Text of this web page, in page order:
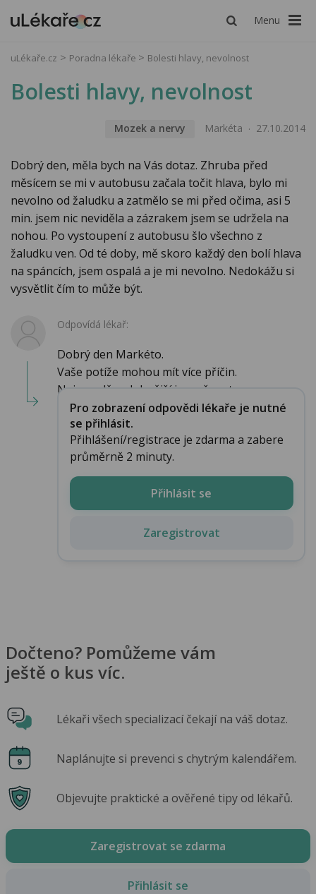
Menu
uLékaře.cz Poradna lékaře Bolesti hlavy, nevolnost
Bolesti hlavy, nevolnost
Mozek a nervy Markéta 27.10.2014
Dobrý den, měla bych na Vás dotaz. Zhruba před
měsícem se mi v autobusu začala točit hlava, bylo mi
nevolno od žaludku a zatmělo se mi před očima, asi 5
min. jsem nic neviděla a zázrakem jsem se udržela na
nohou. Po vystoupení z autobusu šlo všechno z
žaludku ven. Od té doby, mě skoro každý den bolí hlava
na spáncích, jsem ospalá a je mi nevolno. Nedokážu si
vysvětlit čím to může být.
Odpovídá lékař:
Dobrý den Markéto.
Vaše potíže mohou mít více příčin.
Nejpravděpodobnější je možnost...
Pro zobrazení odpovědi lékaře je nutné
se přihlásit.
Přihlášení/registrace je zdarma a zabere
průměrně 2 minuty.
Přihlásit se
Zaregistrovat
Dočteno? Pomůžeme vám
ještě o kus víc.
Lékaři všech specializací čekají na váš dotaz.
Naplánujte si prevenci s chytrým kalendářem.
Objevujte praktické a ověřené tipy od lékařů.
Zaregistrovat se zdarma
Přihlásit se